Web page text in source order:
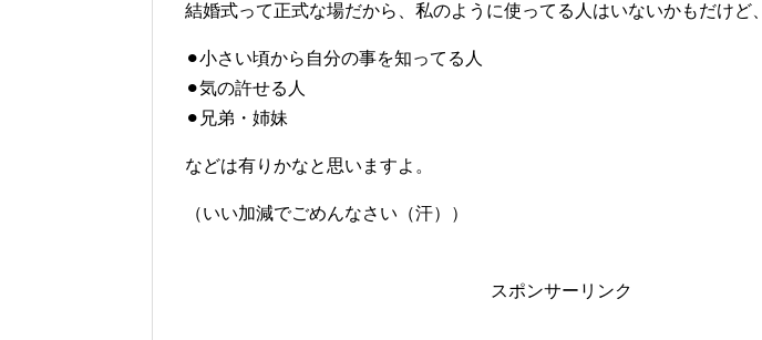
結婚式って正式な場だから、私のように使ってる人はいないかもだけど、
⚫︎小さい頃から自分の事を知ってる人
⚫︎気の許せる人
⚫︎兄弟・姉妹
などは有りかなと思いますよ。
（いい加減でごめんなさい（汗））
スポンサーリンク